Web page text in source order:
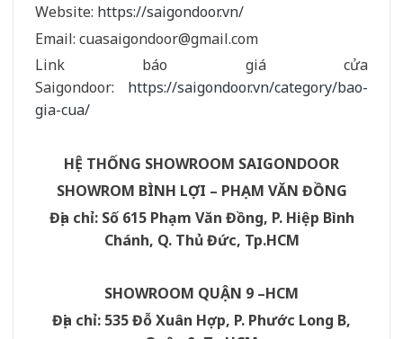
Website: https://saigondoor.vn/
Email: cuasaigondoor@gmail.com
Link báo giá cửa
Saigondoor: https://saigondoor.vn/category/bao-
gia-cua/
HỆ THỐNG SHOWROOM SAIGONDOOR
SHOWROM BÌNH LỢI – PHẠM VĂN ĐỒNG
Địa chỉ: Số 615 Phạm Văn Đồng, P. Hiệp Bình
Chánh, Q. Thủ Đức, Tp.HCM
SHOWROOM QUẬN 9 –HCM
Địa chỉ: 535 Đỗ Xuân Hợp, P. Phước Long B,